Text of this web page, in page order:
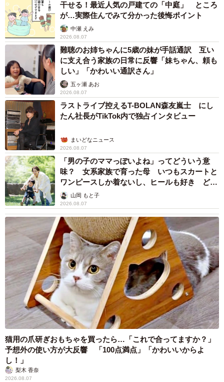
タンチョウの群れは道路の反対側にも／やよいさん（@yayoi_5kidslife）
提供
「多くの方が関心を寄せてくださったこのタンチョウを、
これからも大切に守っていきたいです。皆さんにタンチョ
ウの素晴らしさが伝わったなら、これ以上の喜びはありま
せん。温かい感謝の言葉をたくさんいただきましたが、む
しろ私の方こそ、皆さんとこの感動を分かち合えたことに
『ありがとう』と伝えたい気持ちです」
干せる！最近人気の戸建ての「中庭」 ところ
が…実際住んでみて分かった後悔ポイント
中瀬 えみ
2026.08.07
難聴のお姉ちゃんに5歳の妹が手話通訳 互い
に支え合う家族の日常に反響「妹ちゃん、頼も
しい」「かわいい通訳さん」
五ヶ瀬 あお
2026.08.07
ラストライブ控えるT-BOLAN森友嵐士 にし
たん社長がTikTok内で独占インタビュー
まいどなニュース
2026.08.07
「男の子のママっぽいよね」ってどういう意
味？ 女系家族で育った母 いつもスカートと
ワンピースしか着ないし、ヒールも好き どの
へんが…
山岡 もと子
2026.08.07
猫用の爪研ぎおもちゃを買ったら…「これで合ってますか？」
予想外の使い方が大反響 「100点満点」「かわいいからよ
し！」
梨木 香奈
2026.08.07